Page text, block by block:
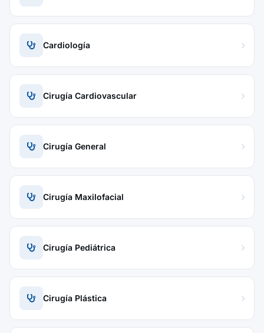
Cardiología
Cirugía Cardiovascular
Cirugía General
Cirugía Maxilofacial
Cirugía Pediátrica
Cirugía Plástica